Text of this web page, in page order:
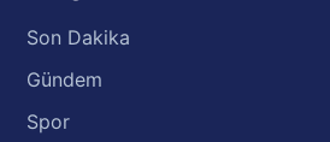
Son Dakika
Gündem
Spor